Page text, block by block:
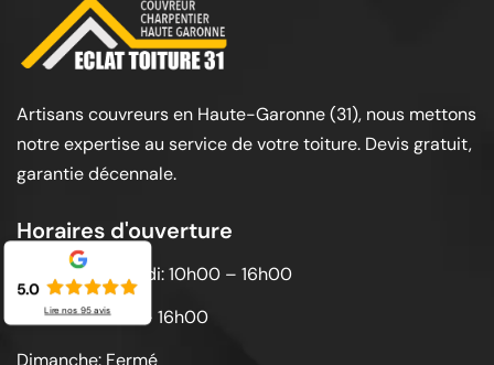
Artisans couvreurs en Haute-Garonne (31), nous mettons
notre expertise au service de votre toiture. Devis gratuit,
garantie décennale.
Horaires d'ouverture
Lundi au vendredi: 10h00 – 16h00
Samedi: 10h00 – 16h00
Dimanche: Fermé
5.0
Lire nos 95avis